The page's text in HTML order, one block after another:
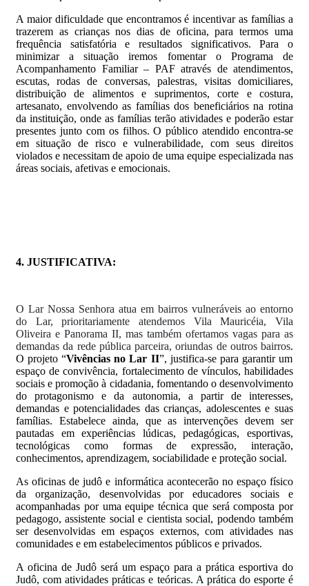
A maior dificuldade que encontramos é incentivar as famílias a
trazerem as crianças nos dias de oficina, para termos uma
frequência satisfatória e resultados significativos. Para o
minimizar a situação iremos fomentar o Programa de
Acompanhamento Familiar – PAF através de atendimentos,
escutas, rodas de conversas, palestras, visitas domiciliares,
distribuição de alimentos e suprimentos, corte e costura,
artesanato, envolvendo as famílias dos beneficiários na rotina
da instituição, onde as famílias terão atividades e poderão estar
presentes junto com os filhos. O público atendido encontra-se
em situação de risco e vulnerabilidade, com seus direitos
violados e necessitam de apoio de uma equipe especializada nas
áreas sociais, afetivas e emocionais.
4. JUSTIFICATIVA:
O Lar Nossa Senhora atua em bairros vulneráveis ao entorno
do Lar, prioritariamente atendemos Vila Mauricéia, Vila
Oliveira e Panorama II, mas também ofertamos vagas para as
demandas da rede pública parceira, oriundas de outros bairros.
O projeto “Vivências no Lar II”, justifica-se para garantir um
espaço de convivência, fortalecimento de vínculos, habilidades
sociais e promoção à cidadania, fomentando o desenvolvimento
do protagonismo e da autonomia, a partir de interesses,
demandas e potencialidades das crianças, adolescentes e suas
famílias. Estabelece ainda, que as intervenções devem ser
pautadas em experiências lúdicas, pedagógicas, esportivas,
tecnológicas como formas de expressão, interação,
conhecimentos, aprendizagem, sociabilidade e proteção social.
As oficinas de judô e informática acontecerão no espaço físico
da organização, desenvolvidas por educadores sociais e
acompanhadas por uma equipe técnica que será composta por
pedagogo, assistente social e cientista social, podendo também
ser desenvolvidas em espaços externos, com atividades nas
comunidades e em estabelecimentos públicos e privados.
A oficina de Judô será um espaço para a prática esportiva do
Judô, com atividades práticas e teóricas. A prática do esporte é